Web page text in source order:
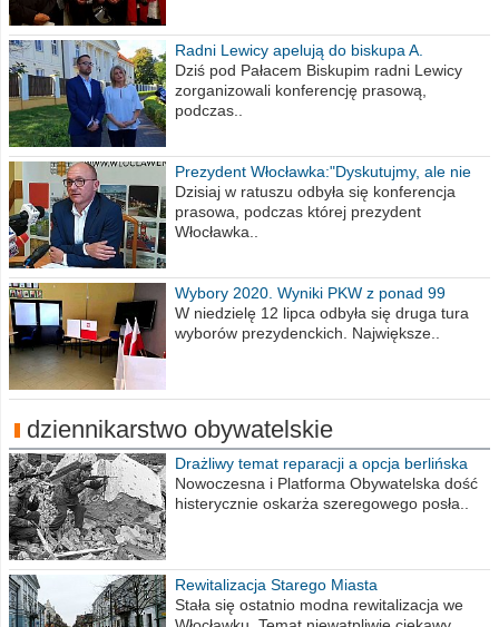
Radni Lewicy apelują do biskupa A.
Wiesława Meringa
Dziś pod Pałacem Biskupim radni Lewicy
zorganizowali konferencję prasową,
podczas..
Prezydent Włocławka:"Dyskutujmy, ale nie
obrażajmy się”
Dzisiaj w ratuszu odbyła się konferencja
prasowa, podczas której prezydent
Włocławka..
Wybory 2020. Wyniki PKW z ponad 99
procent obwodów
W niedzielę 12 lipca odbyła się druga tura
wyborów prezydenckich. Największe..
dziennikarstwo obywatelskie
Drażliwy temat reparacji a opcja berlińska
Nowoczesna i Platforma Obywatelska dość
histerycznie oskarża szeregowego posła..
Rewitalizacja Starego Miasta
Stała się ostatnio modna rewitalizacja we